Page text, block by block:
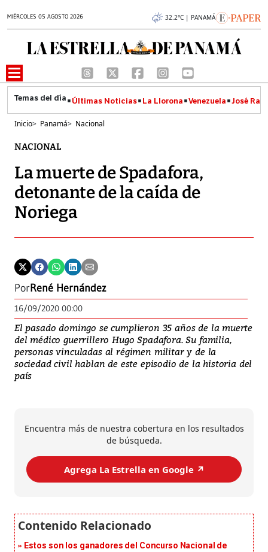
MIÉRCOLES 05 AGOSTO 2026 32.2°C | PANAMÁ
Últimas Noticias La Llorona Venezuela José
Inicio> Panamá> Nacional
NACIONAL
La muerte de Spadafora,
detonante de la caída de
Noriega
PorRené Hernández
16/09/2020 00:00
El pasado domingo se cumplieron 35 años de la muerte
del médico guerrillero Hugo Spadafora. Su familia,
personas vinculadas al régimen militar y de la
sociedad civil hablan de este episodio de la historia del
país
Encuentra más de nuestra cobertura en los resultados
de búsqueda.
Agrega La Estrella en Google ↗️
Estos son los ganadores del Concurso Nacional de